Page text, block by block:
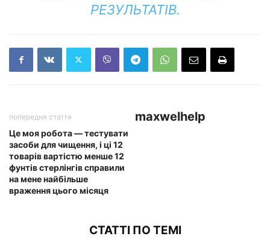
РЕЗУЛЬТАТІВ.
попередня стаття
Це моя робота — тестувати
засоби для чищення, і ці 12
товарів вартістю менше 12
фунтів стерлінгів справили
на мене найбільше
враження цього місяця
maxwelhelp
СТАТТІ ПО ТЕМІ